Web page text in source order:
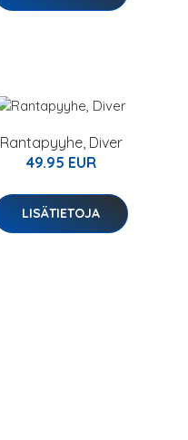
Rantapyyhe, Diver
49.95 EUR
LISÄTIETOJA